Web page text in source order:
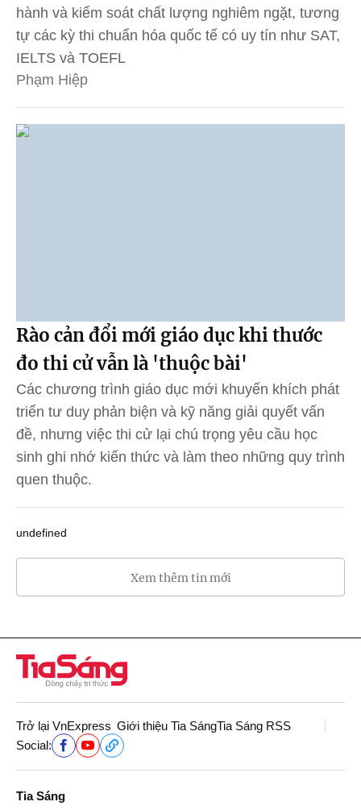
hành và kiểm soát chất lượng nghiêm ngặt, tương
tự các kỳ thi chuẩn hóa quốc tế có uy tín như SAT,
IELTS và TOEFL
Phạm Hiệp
Rào cản đổi mới giáo dục khi thước
đo thi cử vẫn là 'thuộc bài'
Các chương trình giáo dục mới khuyến khích phát
triển tư duy phản biện và kỹ năng giải quyết vấn
đề, nhưng việc thi cử lại chú trọng yêu cầu học
sinh ghi nhớ kiến thức và làm theo những quy trình
quen thuộc.
undefined
Xem thêm tin mới
Trở lại VnExpress Giới thiệu Tia SángTia Sáng RSS
Social:
Tia Sáng